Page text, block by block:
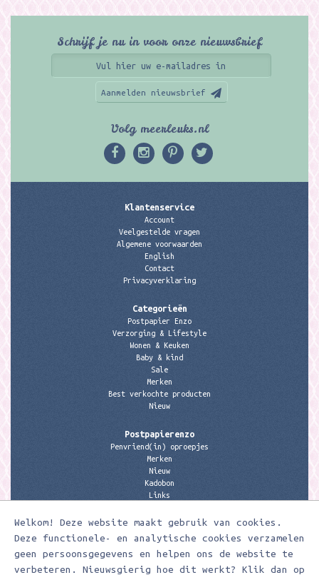
Welkom! Deze website maakt gebruik van cookies.
Deze functionele- en analytische cookies verzamelen
geen persoonsgegevens en helpen ons de website te
verbeteren. Nieuwsgierig hoe dit werkt? Klik dan op
Schrijf je nu in voor onze nieuwsbrief
Aanmelden nieuwsbrief
Volg meerleuks.nl
Klantenservice
Account
Veelgestelde vragen
Algemene voorwaarden
English
Contact
Privacyverklaring
Categorieën
Postpapier Enzo
Verzorging & Lifestyle
Wonen & Keuken
Baby & kind
Sale
Merken
Best verkochte producten
Nieuw
Postpapierenzo
Penvriend(in) oproepjes
Merken
Nieuw
Kadobon
Links
Contactgegevens
Meerleuks
anita@meerleuks.nl
06 – 107 163 36